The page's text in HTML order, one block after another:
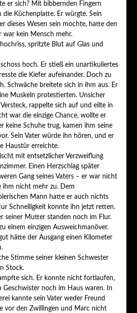
er sich? Mit bibbernden Fingern
die Küchenplatte. Er würgte. Sein
dieses Wesen sein mochte, hatte den
war kein Mensch mehr.
spritzte Blut auf Glas und
hoch. Er stieß ein unartikuliertes
die Kiefer aufeinander. Doch zu
Schwäche breitete sich in ihm aus. Er
Muskeln protestierten. Unsicher
rappelte sich auf und eilte in
war die einzige Chance, wollte er
keine Schuhe trug, kamen ihm seine
Sein Vater würde ihn hören, und er
Haustür erreichte.
mit entsetzlicher Verzweiflung
Einen Herzschlag später
Gang seines Vaters – er war nicht
ihm nicht mehr zu. Dem
Mann hatte er auch nichts
Schnelligkeit konnte ihn jetzt retten.
seiner Mutter standen noch im Flur.
einem einzigen Ausweichmanöver.
hätte der Ausgang einen Kilometer
Stimme seiner kleinen Schwester
Stock.
sich. Er konnte nicht fortlaufen,
Geschwister noch im Haus waren. In
kannte sein Vater weder Freund
vor den Zwillingen und Marc nicht